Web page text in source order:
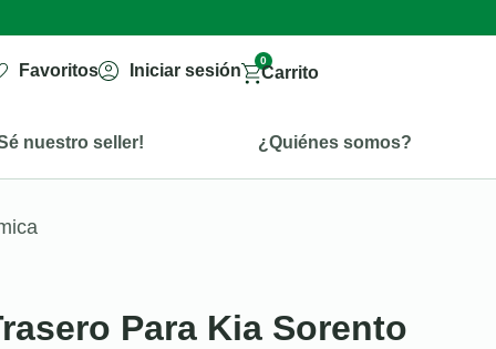
Favoritos Iniciar sesión
0
Carrito
nuestro seller! ¿Quiénes somos?
Para Kia Sorento